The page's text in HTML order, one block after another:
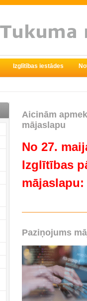
Izglītības iestādes
Aicinām
mājaslapu
No 27.
Izglītības
mājaslapu:
Paziņojums